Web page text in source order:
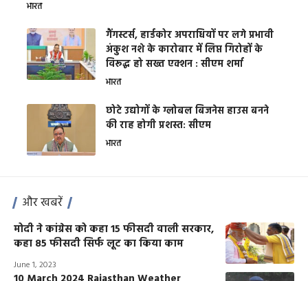
भारत
गैंगस्टर्स, हार्डकोर अपराधियों पर लगे प्रभावी
अंकुश नशे के कारोबार में लिप्त गिरोहों के
विरूद्ध हो सख्त एक्शन : सीएम शर्मा
भारत
छोटे उद्योगों के ग्लोबल बिजनेस हाउस बनने
की राह होगी प्रशस्त: सीएम
भारत
और खबरें
मोदी ने कांग्रेस को कहा 15 फीसदी वाली सरकार,
कहा 85 फीसदी सिर्फ लूट का किया काम
June 1, 2023